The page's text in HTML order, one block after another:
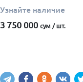
Узнайте наличие
3 750 000 сум / шт.